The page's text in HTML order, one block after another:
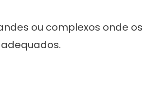
ou complexos onde os